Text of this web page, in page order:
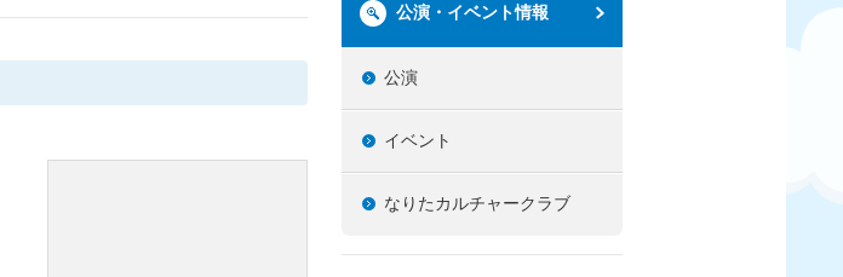
公演・イベント情報
公演
イベント
なりたカルチャークラブ